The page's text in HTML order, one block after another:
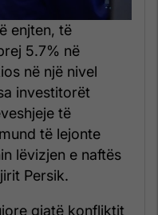
enjten, të
5.7% në
në një nivel
investitorët
të
të lejonte
lëvizjen e naftës
Persik.
gjatë konfliktit